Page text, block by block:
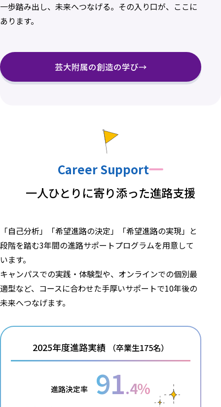
一歩踏み出し、未来へつなげる。その入り口が、ここに
あります。
芸大附属の創造の学び→
Career Support
一人ひとりに寄り添った進路支援
「自己分析」「希望進路の決定」「希望進路の実現」と
段階を踏む3年間の進路サポートプログラムを用意して
います。
キャンパスでの実践・体験型や、オンラインでの個別最
適型など、コースに合わせた手厚いサポートで10年後の
未来へつなげます。
2025年度進路実績 （卒業生175名）
進路決定率 91.4%